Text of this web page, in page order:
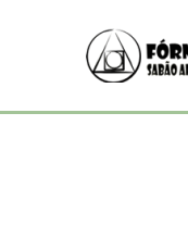
conteúdo